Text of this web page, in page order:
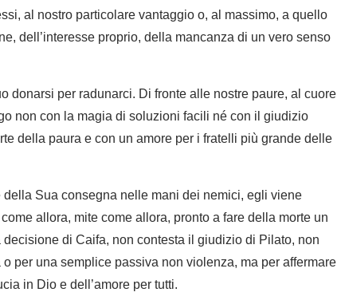
al nostro particolare vantaggio o, al massimo, a quello
dell’interesse proprio, della mancanza di un vero senso
per radunarci. Di fronte alle nostre paure, al cuore
non con la magia di soluzioni facili né con il giudizio
della paura e con un amore per i fratelli più grande delle
Sua consegna nelle mani dei nemici, egli viene
allora, mite come allora, pronto a fare della morte un
di Caifa, non contesta il giudizio di Pilato, non
per una semplice passiva non violenza, ma per affermare
in Dio e dell’amore per tutti.